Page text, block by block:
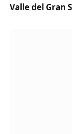
Valle del Gran